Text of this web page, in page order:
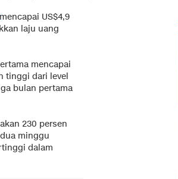
mencapai US$4,9
laju uang
mencapai
tinggi dari level
bulan pertama
230 persen
minggu
dalam